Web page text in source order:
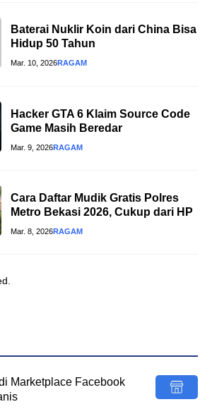
Baterai Nuklir Koin dari China Bisa
Hidup 50 Tahun
Mar. 10, 2026RAGAM
Hacker GTA 6 Klaim Source Code
Game Masih Beredar
Mar. 9, 2026RAGAM
Cara Daftar Mudik Gratis Polres
Metro Bekasi 2026, Cukup dari HP
Mar. 8, 2026RAGAM
Marketplace Facebook